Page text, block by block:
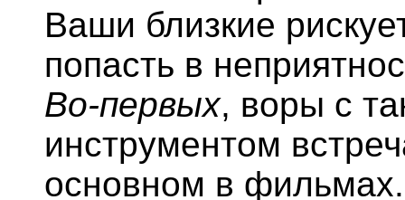
Ваши близкие
попасть в
Во-первых, воры с
инструментом
основном в фильмах.